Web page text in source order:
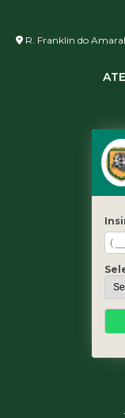
R. Franklin do